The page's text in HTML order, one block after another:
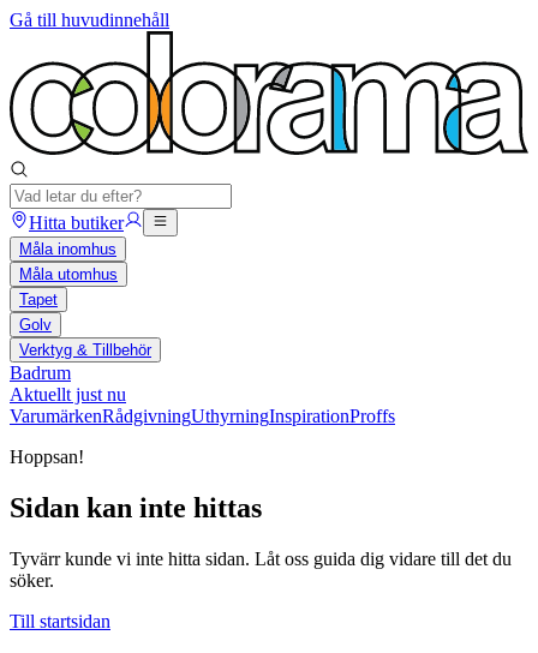
Gå till huvudinnehåll
Hitta butiker
Måla inomhus
Måla utomhus
Tapet
Golv
Verktyg & Tillbehör
Badrum
Aktuellt just nu
VarumärkenRådgivningUthyrningInspirationProffs
Hoppsan!
Sidan kan inte hittas
Tyvärr kunde vi inte hitta sidan. Låt oss guida dig vidare till det du
söker.
Till startsidan